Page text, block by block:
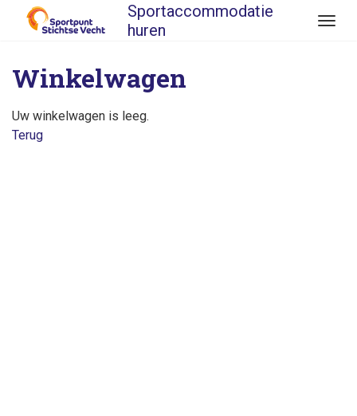
Direct
Sportaccommodatie
huren
Winkelwagen
Uw winkelwagen is leeg.
Terug